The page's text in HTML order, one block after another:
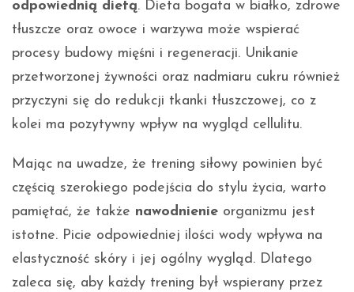
odpowiednią dietą. Dieta bogata w białko, zdrowe
tłuszcze oraz owoce i warzywa może wspierać
procesy budowy mięśni i regeneracji. Unikanie
przetworzonej żywności oraz nadmiaru cukru również
przyczyni się do redukcji tkanki tłuszczowej, co z
kolei ma pozytywny wpływ na wygląd cellulitu.
Mając na uwadze, że trening siłowy powinien być
częścią szerokiego podejścia do stylu życia, warto
pamiętać, że także nawodnienie organizmu jest
istotne. Picie odpowiedniej ilości wody wpływa na
elastyczność skóry i jej ogólny wygląd. Dlatego
zaleca się, aby każdy trening był wspierany przez